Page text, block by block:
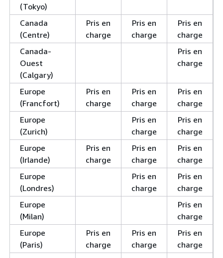
(Tokyo)
Canada
(Centre)
Pris en
charge
Pris en
charge
Pris en
charge
Canada-
Ouest
(Calgary)
Pris en
charge
Europe
(Francfort)
Pris en
charge
Pris en
charge
Pris en
charge
Europe
(Zurich)
Pris en
charge
Pris en
charge
Europe
(Irlande)
Pris en
charge
Pris en
charge
Pris en
charge
Europe
(Londres)
Pris en
charge
Pris en
charge
Europe
(Milan)
Pris en
charge
Europe
(Paris)
Pris en
charge
Pris en
charge
Pris en
charge